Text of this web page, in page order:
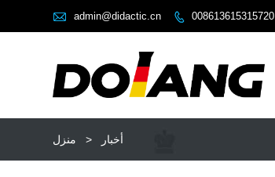
 admin@didactic.cn  008613615315720
منزل > أخبار